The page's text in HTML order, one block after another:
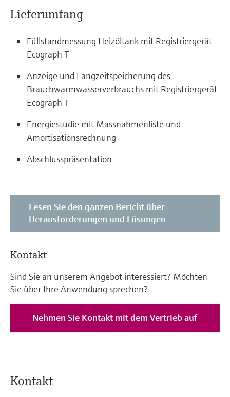
Lieferumfang
Füllstandmessung Heizöltank mit Registriergerät
Ecograph T
Anzeige und Langzeitspeicherung des
Brauchwarmwasserverbrauchs mit Registriergerät
Ecograph T
Energiestudie mit Massnahmenliste und
Amortisationsrechnung
Abschlusspräsentation
Lesen Sie den ganzen Bericht über
Herausforderungen und Lösungen
Kontakt
Sind Sie an unserem Angebot interessiert? Möchten
Sie über Ihre Anwendung sprechen?
Nehmen Sie Kontakt mit dem Vertrieb auf
Kontakt